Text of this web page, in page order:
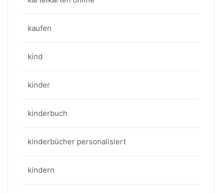
kaufen
kind
kinder
kinderbuch
kinderbücher personalisiert
kindern